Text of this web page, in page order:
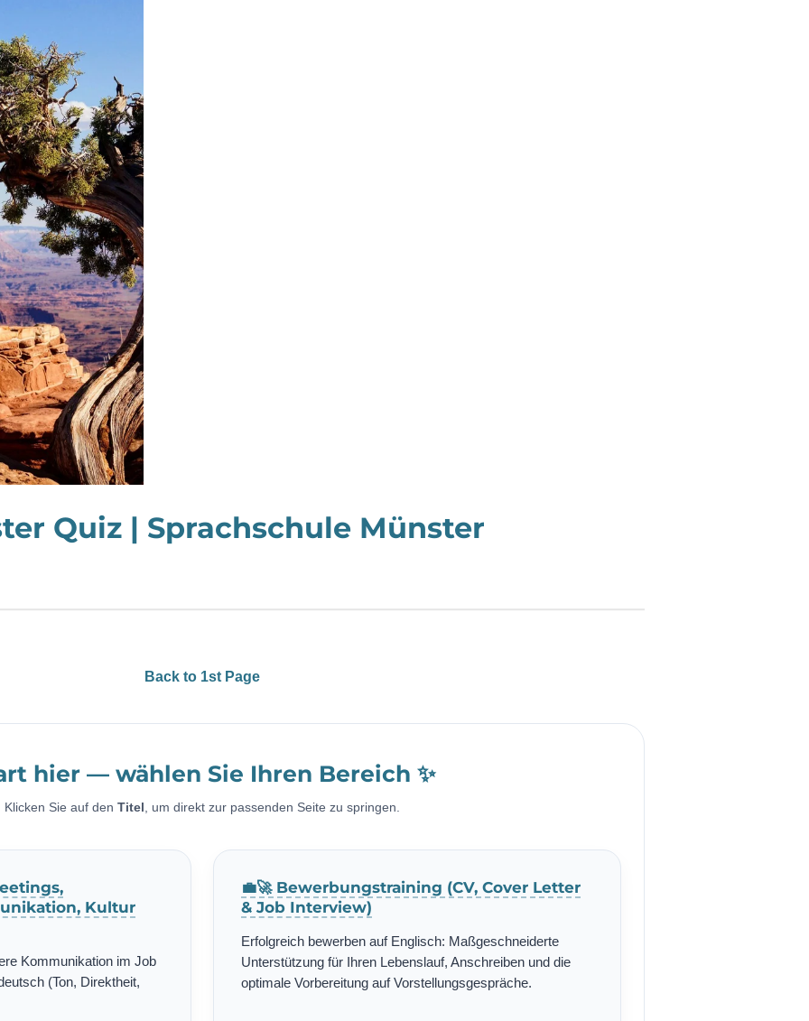
Quiz | Sprachschule Münster
Back to 1st Page
hier — wählen Sie Ihren Bereich ✨
Klicken Sie auf den Titel , um direkt zur passenden Seite zu springen.
Kultur
Kommunikation im Job
(Ton, Direktheit,
💼🚀 Bewerbungstraining (CV, Cover Letter
& Job Interview)
Erfolgreich bewerben auf Englisch: Maßgeschneiderte
Unterstützung für Ihren Lebenslauf, Anschreiben und die
optimale Vorbereitung auf Vorstellungsgespräche.